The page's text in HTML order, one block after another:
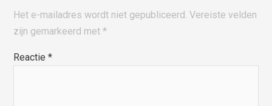
Het e-mailadres wordt niet gepubliceerd. Vereiste velden
zijn gemarkeerd met*
Reactie*